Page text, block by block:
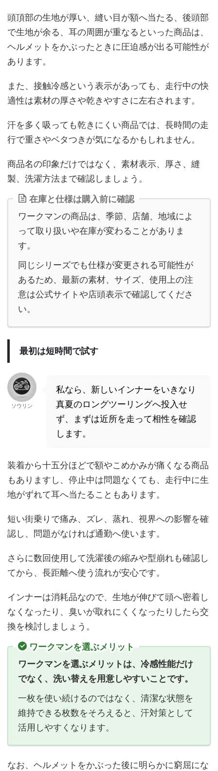
頭頂部の生地が厚い、縫い目が額へ当たる、後頭部
で生地が余る、耳の周囲が重なるといった商品は、
ヘルメットをかぶったときに圧迫感が出る可能性が
あります。
また、接触冷感という表示があっても、走行中の快
適性は素材の厚さや乾きやすさに左右されます。
汗を多く吸っても乾きにくい商品では、長時間の走
行で重さやベタつきが気になるかもしれません。
商品名の印象だけではなく、素材表示、厚さ、縫
製、洗濯方法まで確認しましょう。
在庫と仕様は購入前に確認
ワークマンの商品は、季節、店舗、地域によ
って取り扱いや在庫が変わることがありま
す。
同じシリーズでも仕様が変更される可能性が
あるため、最新の素材、サイズ、使用上の注
意は公式サイトや店頭表示で確認してくださ
い。
最初は短時間で試す
ソウリン
私なら、新しいインナーをいきなり
真夏のロングツーリングへ投入せ
ず、まずは近所を走って相性を確認
します。
装着から十五分ほどで額やこめかみが痛くなる商品
もありますし、停止中は問題なくても、走行中に生
地がずれて耳へ当たることもあります。
短い街乗りで痛み、ズレ、蒸れ、視界への影響を確
認し、問題がなければ通勤へ使います。
さらに数回使用して洗濯後の縮みや型崩れも確認し
てから、長距離へ使う流れが安心です。
インナーは消耗品なので、生地が伸びて頭へ密着し
なくなったり、臭いが取れにくくなったりしたら交
換を検討しましょう。
ワークマンを選ぶメリット
ワークマンを選ぶメリットは、冷感性能だけ
でなく、洗い替えを用意しやすいことです。
一枚を使い続けるのではなく、清潔な状態を
維持できる枚数をそろえると、汗対策として
活用しやすくなります。
なお、ヘルメットをかぶった後に明らかに窮屈にな